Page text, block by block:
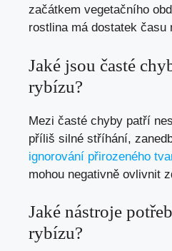
začátkem vegetačního
rostlina má dostatek času
Jaké jsou časté
rybízu?
Mezi časté chyby patří
příliš silné stříhání,
ignorování přirozeného
mohou negativně ovlivnit
Jaké nástroje
rybízu?